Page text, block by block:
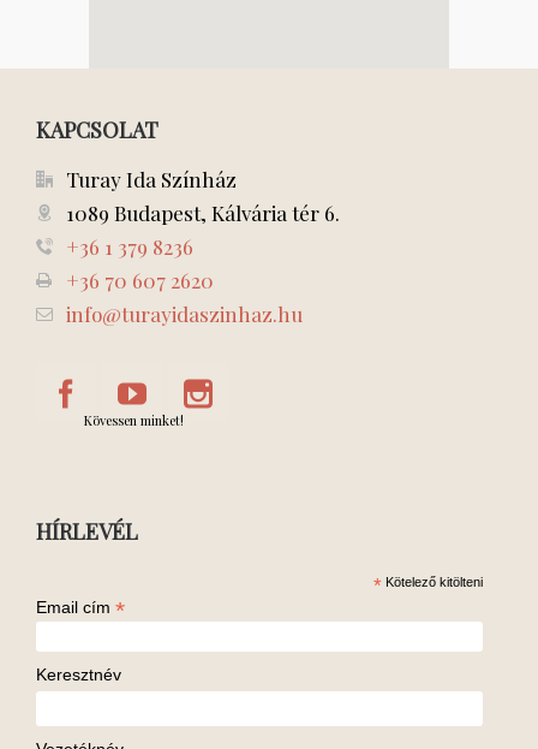
KAPCSOLAT
Turay Ida Színház
1089 Budapest, Kálvária tér 6.
+36 1 379 8236
+36 70 607 2620
info@turayidaszinhaz.hu
Kövessen minket!
HÍRLEVÉL
* Kötelező kitölteni
Email cím *
Keresztnév